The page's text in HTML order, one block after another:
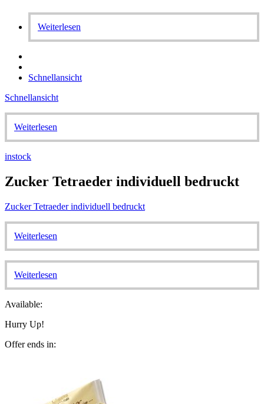
Weiterlesen
Schnellansicht
Schnellansicht
Weiterlesen
instock
Zucker Tetraeder individuell bedruckt
Zucker Tetraeder individuell bedruckt
Weiterlesen
Weiterlesen
Available:
Hurry Up!
Offer ends in: